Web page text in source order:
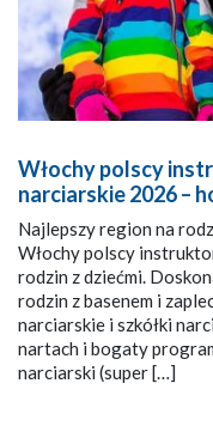
Włochy polscy
narciarskie 2026 –
Najlepszy region na
Włochy polscy
rodzin z dziećmi.
rodzin z basenem i
narciarskie i szkółki
nartach i bogaty
narciarski (super […]